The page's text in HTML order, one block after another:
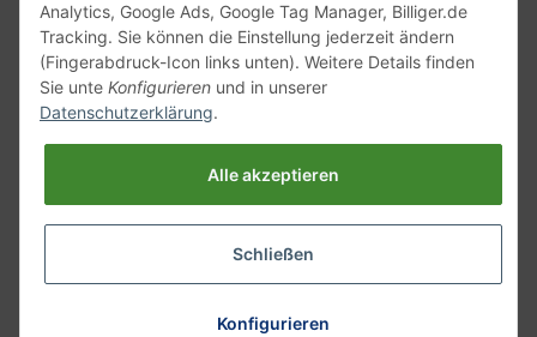
Versand mit
* Alle Preise inkl. gesetzlicher USt., zzgl.Versand
Analytics, Google Ads, Google Tag Manager, Billiger.de
Tracking. Sie können die Einstellung jederzeit ändern
(Fingerabdruck-Icon links unten). Weitere Details finden
Sie unte Konfigurieren und in unserer
Datenschutzerklärung.
Alle akzeptieren
Schließen
Konfigurieren